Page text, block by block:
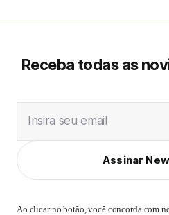
Receba todas as
Insira seu email
Assinar
Ao clicar no botão, você concorda com